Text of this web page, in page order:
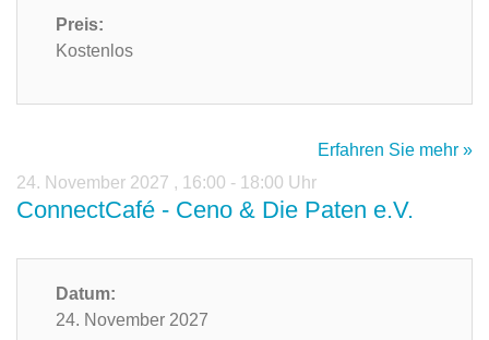
Preis:
Kostenlos
Erfahren Sie mehr »
24. November 2027 , 16:00 - 18:00 Uhr
ConnectCafé - Ceno & Die Paten e.V.
Datum:
24. November 2027